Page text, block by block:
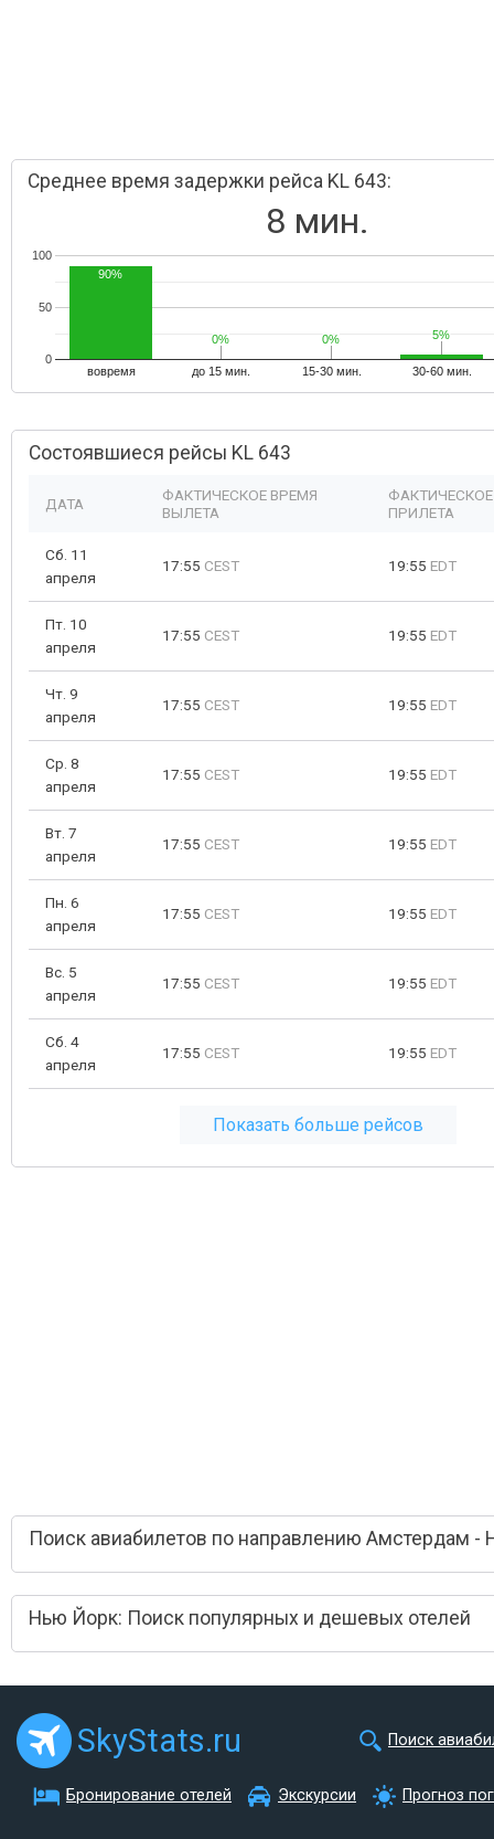
Среднее время задержки рейса KL 643:
8 мин.
вовремя до 15 мин. 15-30 мин. 30-60 мин.
0
50
100
90%
0%
0% 0%
0% 5%
5%
Состоявшиеся рейсы KL 643
ДАТА
ФАКТИЧЕСКОЕ ВРЕМЯ
ВЫЛЕТА
ПРИЛЕТА
Сб. 11
апреля
17:55 CEST 19:55 EDT
Пт. 10
апреля
17:55 CEST 19:55 EDT
Чт. 9
апреля
17:55 CEST 19:55 EDT
Ср. 8
апреля
17:55 CEST 19:55 EDT
Вт. 7
апреля
17:55 CEST 19:55 EDT
Пн. 6
апреля
17:55 CEST 19:55 EDT
Вс. 5
апреля
17:55 CEST 19:55 EDT
Сб. 4
апреля
17:55 CEST 19:55 EDT
Показать больше рейсов
Поиск авиабилетов по направлению Амстердам -
Нью Йорк: Поиск популярных и дешевых отелей
SkyStats.ru Поиск
Бронирование отелей Экскурсии Прогноз